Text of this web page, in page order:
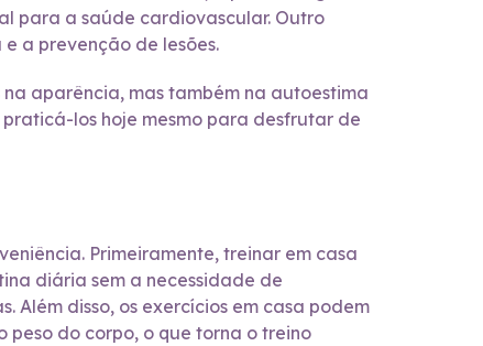
para a saúde cardiovascular. Outro
a prevenção de lesões.
aparência, mas também na autoestima
los hoje mesmo para desfrutar de
Primeiramente, treinar em casa
diária sem a necessidade de
disso, os exercícios em casa podem
peso do corpo, o que torna o treino